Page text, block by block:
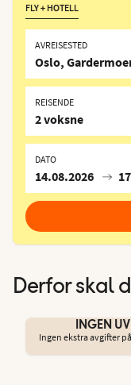
FLY + HOTELL
AVREISESTED
Oslo,
DATO
14.08.2026
REISENDE
2 voksne
Derfor skal
INGEN
Ingen ekstra avgifter